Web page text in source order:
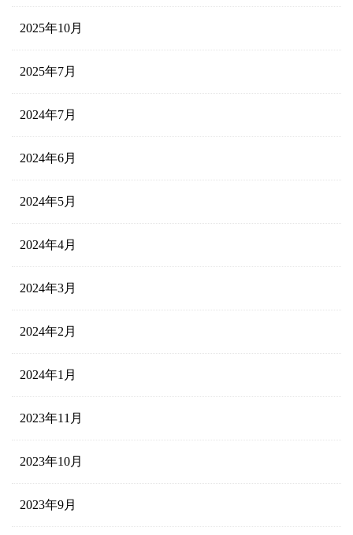
2025年10月
2025年7月
2024年7月
2024年6月
2024年5月
2024年4月
2024年3月
2024年2月
2024年1月
2023年11月
2023年10月
2023年9月